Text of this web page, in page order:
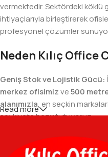
vermektedir. Sektördeki köklü
ihtiyaçlarıyla birleştirerek
profesyonel çözümler
Neden Kılıç Office
Geniş Stok ve Lojistik Gücü:
merkez ofisimizve500
alanımızla, en seçkin
sevkiyata hazır tutuyoruz.
Geniş Ürün Yelpazesi:Temel
ofis gereçlerine kadar, iş
Read more